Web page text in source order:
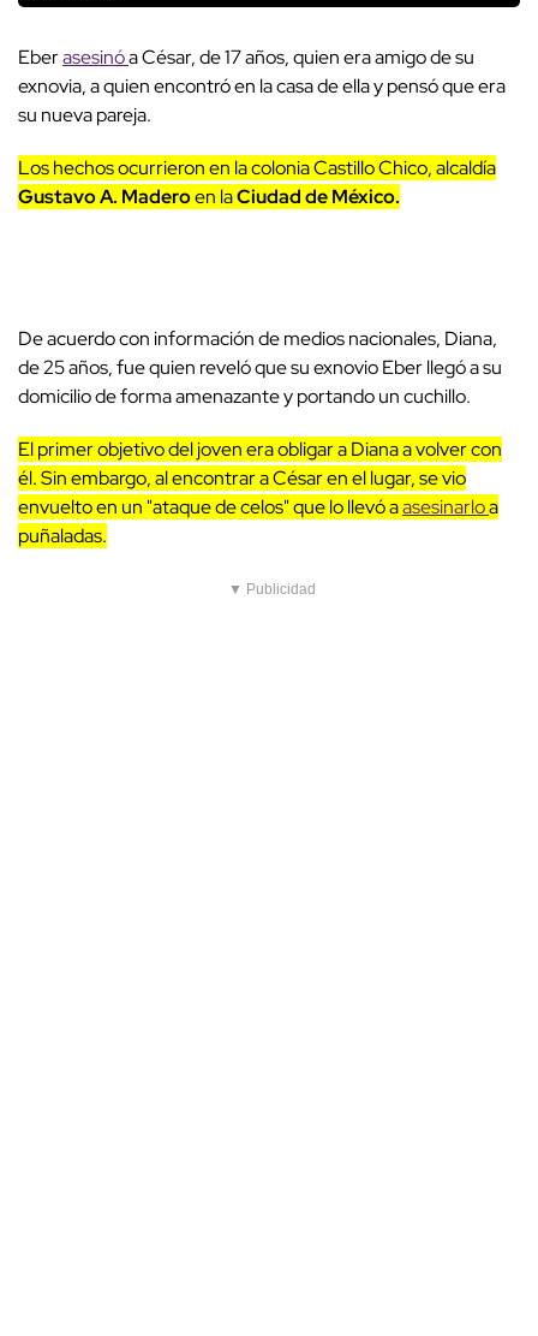
Eberasesinóa César, de 17 años, quien era amigo de su
exnovia, a quien encontró en la casa de ella y pensó que era
su nueva pareja.
Los hechos ocurrieron en la colonia Castillo Chico, alcaldía
Gustavo A. Maderoen laCiudad de México.
De acuerdo con información de medios nacionales, Diana,
de 25 años, fue quien reveló que su exnovio Eber llegó a su
domicilio de forma amenazante y portando un cuchillo.
El primer objetivo del joven era obligar a Diana a volver con
él. Sin embargo, al encontrar a César en el lugar, se vio
envuelto en un "ataque de celos" que lo llevó aasesinarloa
puñaladas.
▼ Publicidad